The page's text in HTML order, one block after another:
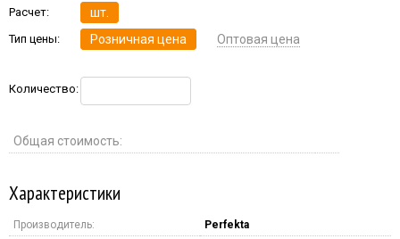
Расчет: шт.
Тип цены: Розничная цена Оптовая цена
Количество:
Общая стоимость:
Характеристики
Производитель:
Perfekta